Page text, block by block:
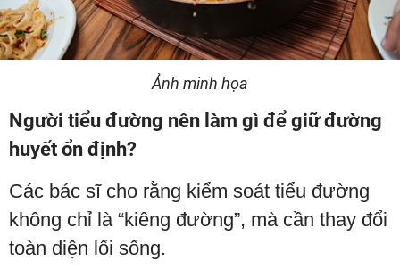
Ảnh minh họa
Người tiểu đường nên làm gì để giữ đường
huyết ổn định?
Các bác sĩ cho rằng kiểm soát tiểu đường
không chỉ là “kiêng đường”, mà cần thay đổi
toàn diện lối sống.